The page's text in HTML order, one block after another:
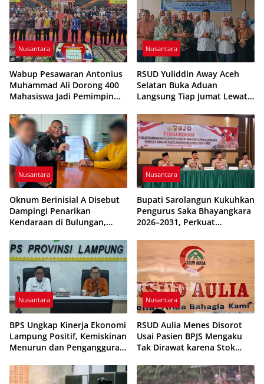
Nusantara
Wabup Pesawaran Antonius
Muhammad Ali Dorong 400
Mahasiswa Jadi Pemimpin
Nusantara
RSUD Yuliddin Away Aceh
Selatan Buka Aduan
Langsung Tiap Jumat Lewat
Nusantara
Oknum Berinisial A Disebut
Dampingi Penarikan
Kendaraan di Bulungan,
Nusantara
Bupati Sarolangun Kukuhkan
Pengurus Saka Bhayangkara
2026–2031, Perkuat
Generasi Muda
Nusantara
BPS Ungkap Kinerja Ekonomi
Lampung Positif, Kemiskinan
Menurun dan Pengangguran
Nusantara
RSUD Aulia Menes Disorot
Usai Pasien BPJS Mengaku
Tak Dirawat karena Stok